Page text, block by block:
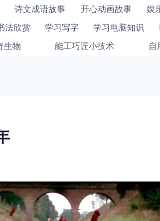
诗文成语故事 开心动画故事
娱
法欣赏 学习写字 学习电脑知识
生物 能工巧匠小技术 自